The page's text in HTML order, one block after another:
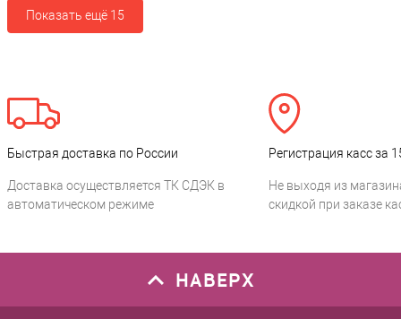
Показать ещё 15
Быстрая доставка по России
Доставка осуществляется ТК СДЭК в
автоматическом режиме
Регистрация касс за
Не выходя из
скидкой при заказе
НАВЕРХ